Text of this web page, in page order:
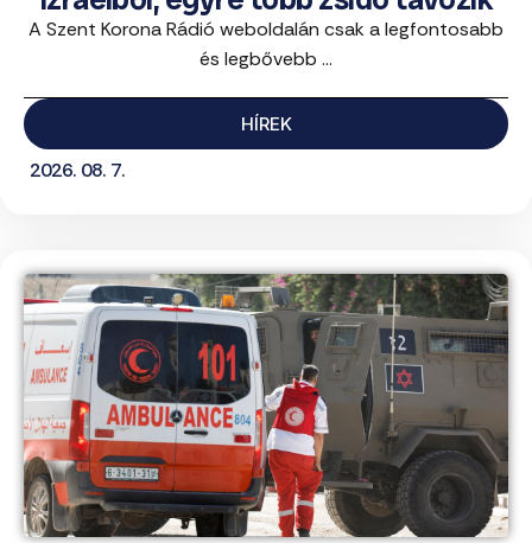
A Szent Korona Rádió weboldalán csak a legfontosabb
és legbővebb ...
HÍREK
2026. 08. 7.